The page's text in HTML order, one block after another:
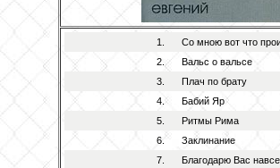
1.
Со мною вот что
2.
Вальс о вальсе
3.
Плач по брату
4.
Бабий Яр
5.
Ритмы Рима
6.
Заклинание
7.
Благодарю Вас